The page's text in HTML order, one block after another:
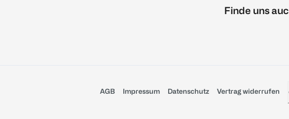
Finde uns
AGB Impressum Datenschutz Vertrag widerrufen